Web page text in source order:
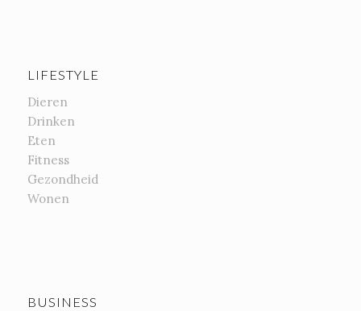
LIFESTYLE
Dieren
Drinken
Eten
Fitness
Gezondheid
Wonen
BUSINESS